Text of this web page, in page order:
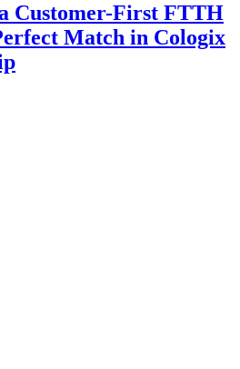
Customer-First FTTH
Match in Cologix